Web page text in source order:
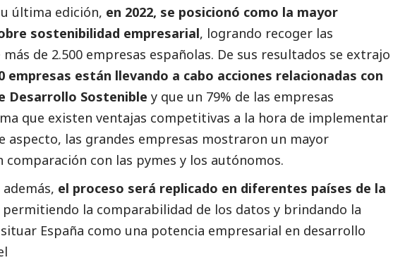
última edición, en 2022, se posicionó como la mayor
sostenibilidad empresarial, logrando recoger las
de 2.500 empresas españolas. De sus resultados se extrajo
empresas están llevando a cabo acciones relacionadas con
Desarrollo Sostenible y que un 79% de las empresas
que existen ventajas competitivas a la hora de implementar
aspecto, las grandes empresas mostraron un mayor
comparación con las pymes y los autónomos.
el proceso será replicado en diferentes países de la
permitiendo la comparabilidad de los datos y brindando la
España como una potencia empresarial en desarrollo